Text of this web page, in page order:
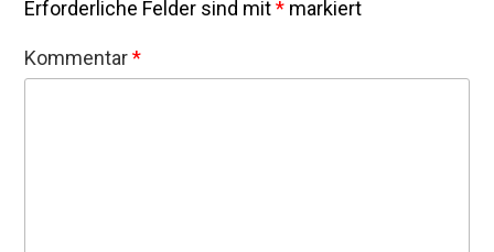
Erforderliche Felder sind mit* markiert
Kommentar*